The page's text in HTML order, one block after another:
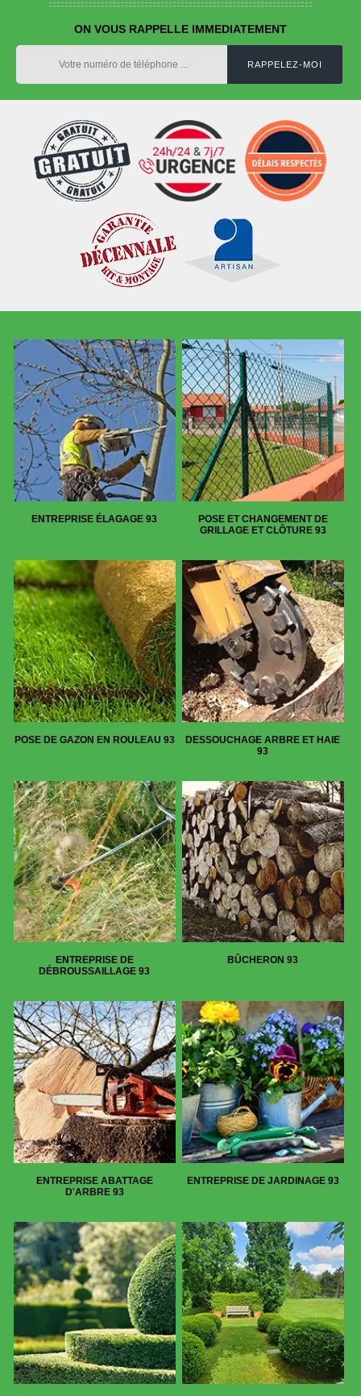
ON VOUS RAPPELLE IMMEDIATEMENT
ENTREPRISE ÉLAGAGE 93
POSE ET CHANGEMENT DE
GRILLAGE ET CLÔTURE 93
POSE DE GAZON EN ROULEAU 93
DESSOUCHAGE ARBRE ET HAIE
93
ENTREPRISE DE
DÉBROUSSAILLAGE 93
BÛCHERON 93
ENTREPRISE ABATTAGE
D'ARBRE 93
ENTREPRISE DE JARDINAGE 93